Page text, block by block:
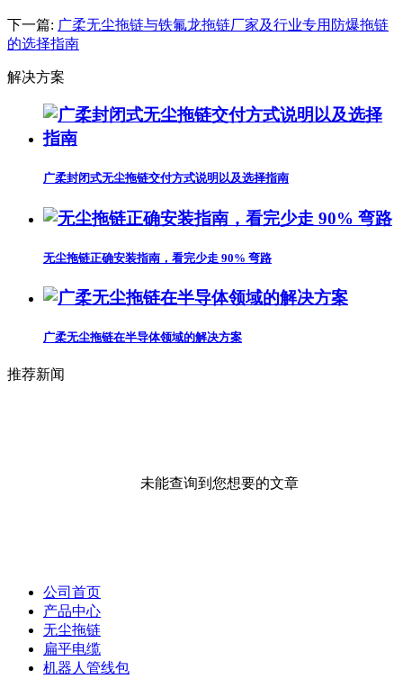
下一篇: 广柔无尘拖链与铁氟龙拖链厂家及行业专用防爆拖链
的选择指南
解决方案
广柔封闭式无尘拖链交付方式说明以及选择指南
无尘拖链正确安装指南，看完少走 90% 弯路
广柔无尘拖链在半导体领域的解决方案
推荐新闻
未能查询到您想要的文章
公司首页
产品中心
无尘拖链
扁平电缆
机器人管线包